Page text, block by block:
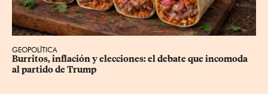
GEOPOLÍTICA
Burritos, inflación y elecciones: el debate que incomoda
al partido de Trump